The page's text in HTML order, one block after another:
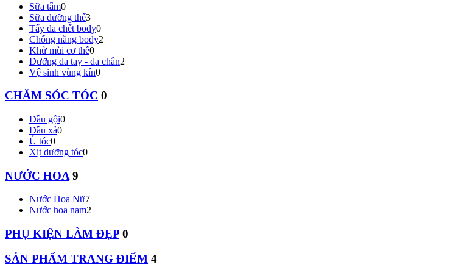
Sữa tắm0
Sữa dưỡng thể3
Tẩy da chết body0
Chống nắng body2
Khử mùi cơ thể0
Dưỡng da tay - da chân2
Vệ sinh vùng kín0
CHĂM SÓC TÓC 0
Dầu gội0
Dầu xả0
Ủ tóc0
Xịt dưỡng tóc0
NƯỚC HOA 9
Nước Hoa Nữ7
Nước hoa nam2
PHỤ KIỆN LÀM ĐẸP 0
SẢN PHẨM TRANG ĐIỂM 4